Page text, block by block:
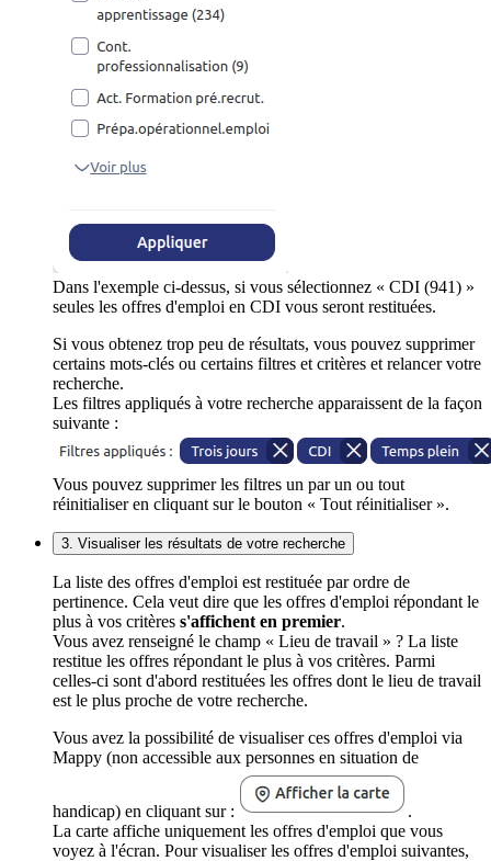
Dans l'exemple ci-dessus, si vous sélectionnez « CDI (941) »
seules les offres d'emploi en CDI vous seront restituées.
Si vous obtenez trop peu de résultats, vous pouvez supprimer
certains mots-clés ou certains filtres et critères et relancer votre
recherche.
Les filtres appliqués à votre recherche apparaissent de la façon
suivante :
Vous pouvez supprimer les filtres un par un ou tout
réinitialiser en cliquant sur le bouton « Tout réinitialiser ».
3. Visualiser les résultats de votre recherche
La liste des offres d'emploi est restituée par ordre de
pertinence. Cela veut dire que les offres d'emploi répondant le
plus à vos critères s'affichent en premier.
Vous avez renseigné le champ « Lieu de travail » ? La liste
restitue les offres répondant le plus à vos critères. Parmi
celles-ci sont d'abord restituées les offres dont le lieu de travail
est le plus proche de votre recherche.
Vous avez la possibilité de visualiser ces offres d'emploi via
Mappy (non accessible aux personnes en situation de
handicap) en cliquant sur :
.
La carte affiche uniquement les offres d'emploi que vous
voyez à l'écran. Pour visualiser les offres d'emploi suivantes,